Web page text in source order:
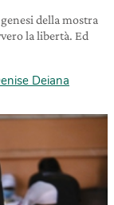
della mostra
la libertà. Ed
Deiana